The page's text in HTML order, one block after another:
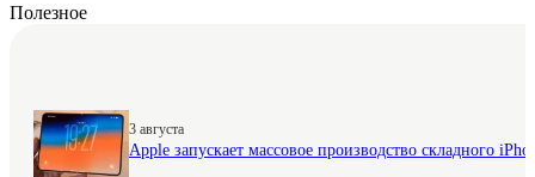
Полезное
3 августа
Apple запускает массовое производство складного